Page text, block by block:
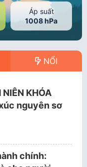
Áp suất
1008 hPa
NỔI
KHÓA
nguyên sơ
chính: